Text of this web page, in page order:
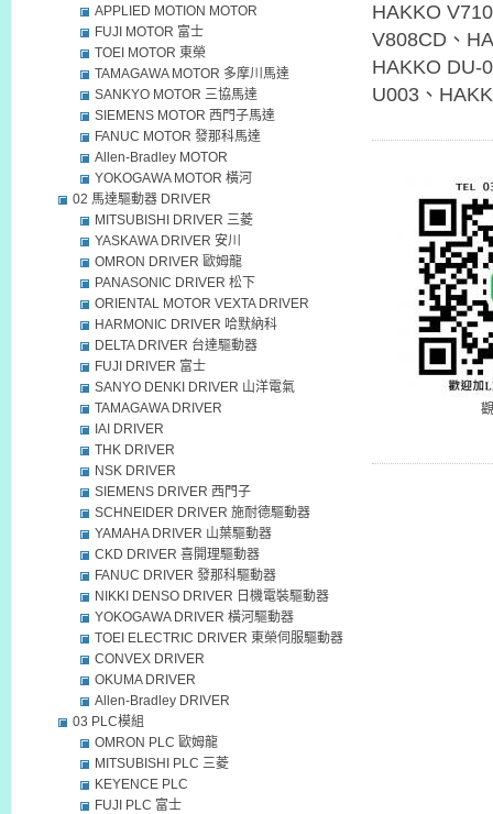
HAKKO
V808CD、
HAKKO DU-
U003、
APPLIED MOTION MOTOR
FUJI MOTOR 富士
TOEI MOTOR 東榮
TAMAGAWA MOTOR 多摩川馬達
SANKYO MOTOR 三協馬達
SIEMENS MOTOR 西門子馬達
FANUC MOTOR 發那科馬達
Allen-Bradley MOTOR
YOKOGAWA MOTOR 橫河
02 馬達驅動器 DRIVER
MITSUBISHI DRIVER 三菱
YASKAWA DRIVER 安川
OMRON DRIVER 歐姆龍
PANASONIC DRIVER 松下
ORIENTAL MOTOR VEXTA DRIVER
HARMONIC DRIVER 哈默納科
DELTA DRIVER 台達驅動器
FUJI DRIVER 富士
SANYO DENKI DRIVER 山洋電氣
TAMAGAWA DRIVER
IAI DRIVER
THK DRIVER
NSK DRIVER
SIEMENS DRIVER 西門子
SCHNEIDER DRIVER 施耐德驅動器
YAMAHA DRIVER 山葉驅動器
CKD DRIVER 喜開理驅動器
FANUC DRIVER 發那科驅動器
NIKKI DENSO DRIVER 日機電裝驅動器
YOKOGAWA DRIVER 橫河驅動器
TOEI ELECTRIC DRIVER 東榮伺服驅動器
CONVEX DRIVER
OKUMA DRIVER
Allen-Bradley DRIVER
03 PLC模組
OMRON PLC 歐姆龍
MITSUBISHI PLC 三菱
KEYENCE PLC
FUJI PLC 富士